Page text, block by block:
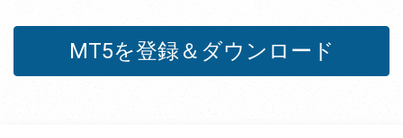
MT5を登録＆ダウンロード